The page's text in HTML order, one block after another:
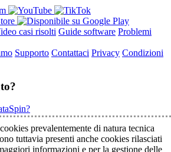
casi risolti Guide software Problemi
Supporto Contattaci Privacy Condizioni
prevalentemente di natura tecnica
tuttavia presenti anche cookies rilasciati
informazioni e per la gestione delle